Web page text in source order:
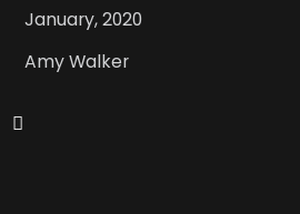
January, 2020
Amy Walker